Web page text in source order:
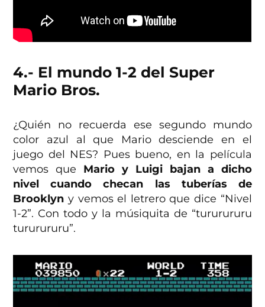
4.- El mundo 1-2 del Super
Mario Bros.
¿Quién no recuerda ese segundo mundo
color azul al que Mario desciende en el
juego del NES? Pues bueno, en la película
vemos que Mario y Luigi bajan a dicho
nivel cuando checan las tuberías de
Brooklyny vemos el letrero que dice “Nivel
1-2”. Con todo y la músiquita de “tururururu
tururururu”.